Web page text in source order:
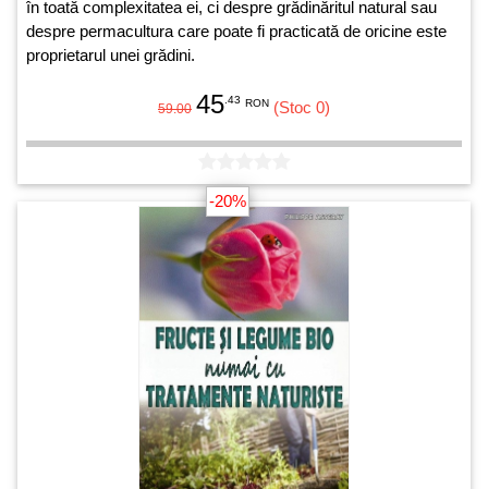
în toată complexitatea ei, ci despre grădinăritul natural sau
despre permacultura care poate fi practicată de oricine este
proprietarul unei grădini.
59.00 45 .43 RON (Stoc 0)
-20%